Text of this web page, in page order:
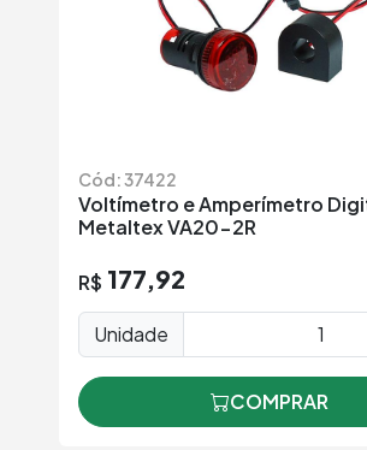
Cód: 37422
Voltímetro e Amperímetro
Metaltex VA20-2R
R$ 177,92
Unidade
COMPRAR